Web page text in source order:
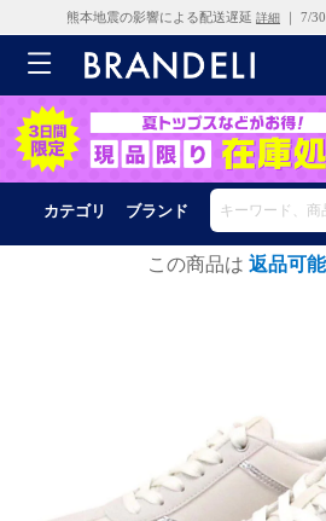
熊本地震の影響による配送遅延 詳細 ｜ 7/
カテゴリ ブランド
この商品は 返品可能